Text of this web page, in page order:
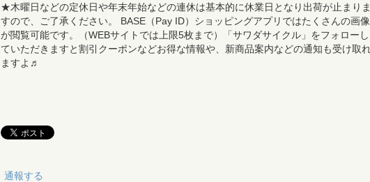
★木曜日などの定休日や年末年始などの連休は基本的に休業日となり出荷が止まり
すので、ご了承ください。 BASE（Pay ID）ショッピングアプリではたくさんの画像
が閲覧可能です。（WEBサイトでは上限5枚まで）「サワダサイクル」をフォローし
ていただきますと割引クーポンなどお得な情報や、新商品案内などの通知も受け取
ますよ♬
通報する